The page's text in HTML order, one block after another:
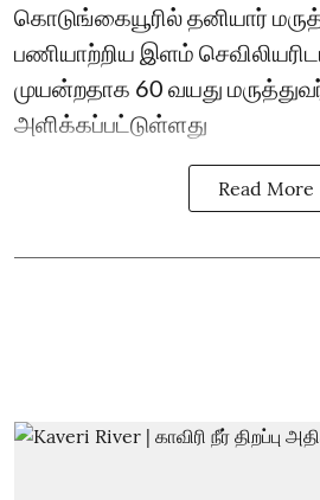
கொடுங்கையூரில் தனியார்
பணியாற்றிய இளம்
முயன்றதாக 60 வயது மருத்துவர்
அளிக்கப்பட்டுள்ளது
Read More